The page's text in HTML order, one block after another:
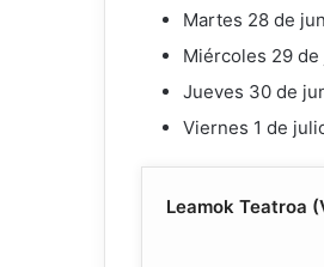
Martes 28 de
Miércoles 29 de
Jueves 30 de
Viernes 1 de
Leamok Teatroa